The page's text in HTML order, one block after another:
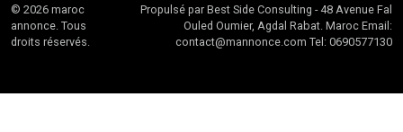
© 2026 maroc
annonce. Tous
droits réservés.
Propulsé par Best Side Consulting - 48 Avenue Fal
Ouled Oumier, Agdal Rabat. Maroc Email:
contact@mannonce.com Tel: 0690577130